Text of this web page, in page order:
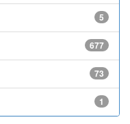
5
677
73
1